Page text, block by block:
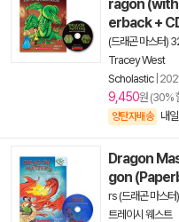
ragon (with
erback +
(드래곤 마스터)
Tracey West
Scholastic|
9,450원 (30%
양탄자배송 내
Dragon
gon
rs (드래곤 마스터
트레이시 웨스트